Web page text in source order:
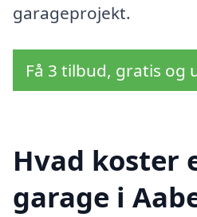
garageprojekt.
Få 3 tilbud, gratis og
Hvad koster
garage i